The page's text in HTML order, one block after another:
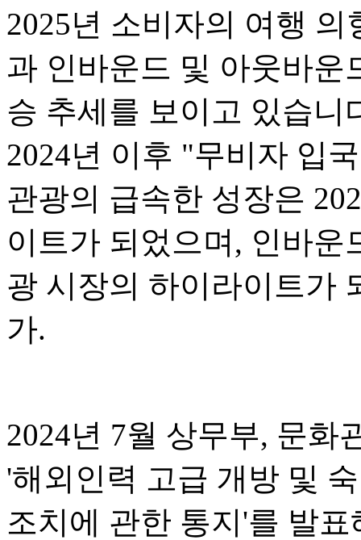
2025년 소비자의 여행
과 인바운드 및 아웃바운
승 추세를 보이고 있습니
2024년 이후 "무비자 입
관광의 급속한 성장은
이트가 되었으며, 인바운
광 시장의 하이라이트가
가.
2024년 7월 상무부, 문화
'해외인력 고급 개방 및
조치에 관한 통지'를 발